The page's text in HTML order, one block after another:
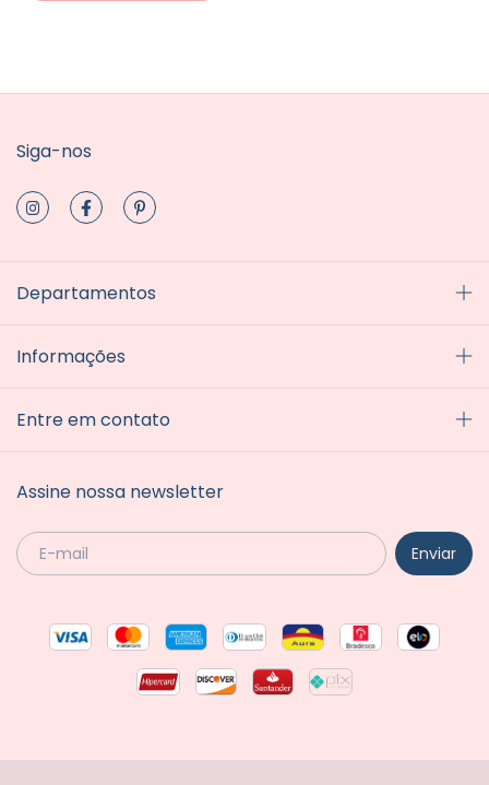
Siga-nos
Departamentos
Informações
Entre em contato
Assine nossa newsletter